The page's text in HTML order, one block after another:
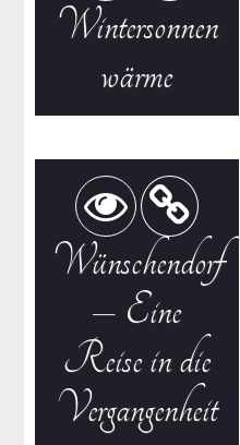
Wintersonnen
wärme
Wünschendorf
– Eine
Reise in die
Vergangenheit